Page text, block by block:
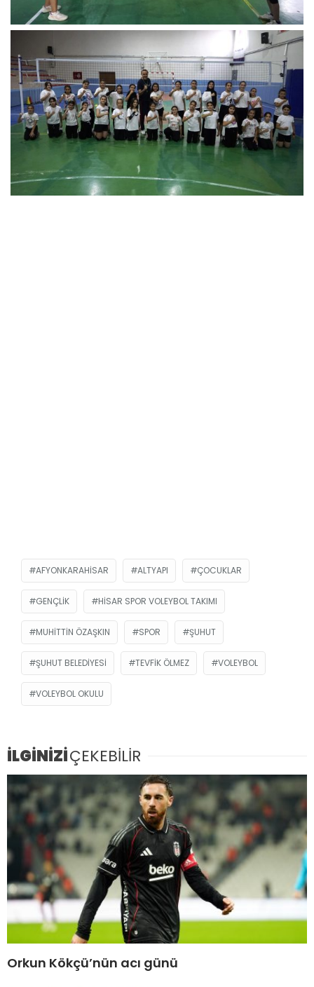
AFYONKARAHISAR ALTYAPI ÇOCUKLAR
GENÇLIK HISAR SPOR VOLEYBOL TAKIMI
MUHITTIN ÖZAŞKIN SPOR ŞUHUT
ŞUHUT BELEDIYESI TEVFIK ÖLMEZ VOLEYBOL
VOLEYBOL OKULU
İLGİNİZİÇEKEBİLİR
Orkun Kökçü’nün acı günü